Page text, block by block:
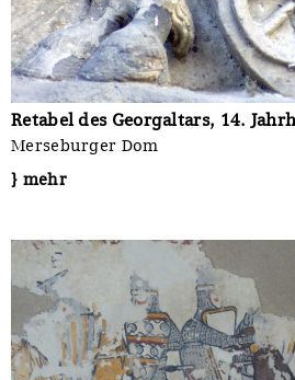
Retabel des Georgaltars, 14.
Merseburger Dom
} mehr